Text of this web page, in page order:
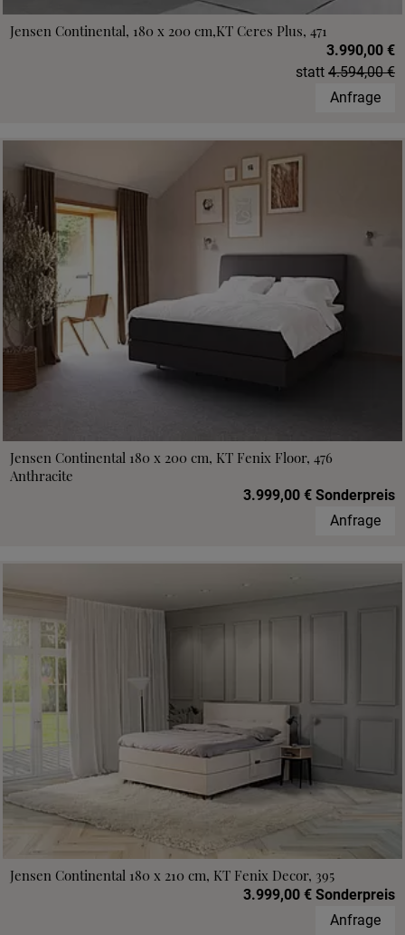
Jensen Continental, 180 x 200 cm,KT Ceres Plus, 471
3.990,00 €
statt 4.594,00 €
Anfrage
Jensen Continental 180 x 200 cm, KT Fenix Floor, 476
Anthracite
3.999,00 € Sonderpreis
Anfrage
Jensen Continental 180 x 210 cm, KT Fenix Decor, 395
3.999,00 € Sonderpreis
Anfrage